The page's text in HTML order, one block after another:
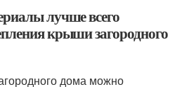
лучше всего
крыши загородного
дома можно